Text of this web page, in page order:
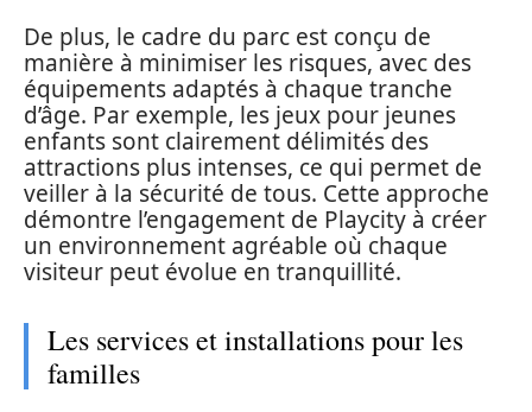
De plus, le cadre du parc est conçu de
manière à minimiser les risques, avec des
équipements adaptés à chaque tranche
d’âge. Par exemple, les jeux pour jeunes
enfants sont clairement délimités des
attractions plus intenses, ce qui permet de
veiller à la sécurité de tous. Cette approche
démontre l’engagement de Playcity à créer
un environnement agréable où chaque
visiteur peut évolue en tranquillité.
Les services et installations pour les
familles